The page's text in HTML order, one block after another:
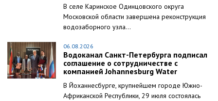
В селе Каринское Одинцовского округа
Московской области завершена реконструкция
водозаборного узла...
06.08.2026
Водоканал Санкт-Петербурга подписал
соглашение о сотрудничестве с
компанией Johannesburg Water
В Йоханнесбурге, крупнейшем городе Южно-
Африканской Республики, 29 июля состоялась